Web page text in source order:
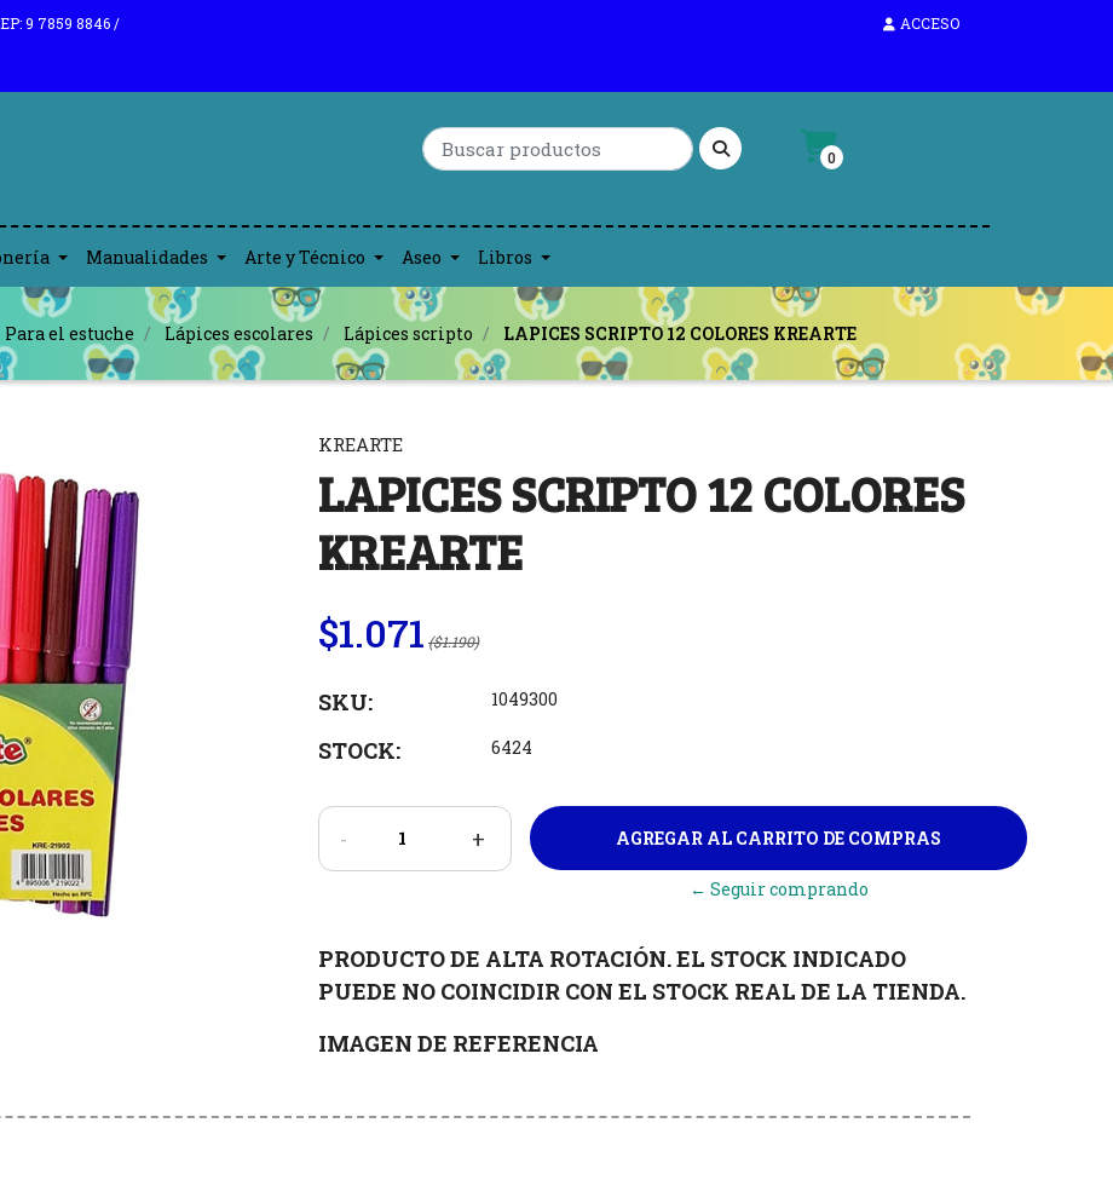
9 7859 8846 / ACCESO
0
Manualidades Arte y Técnico Aseo Libros
Para el estuche Lápices escolares Lápices scripto LAPICES SCRIPTO 12 COLORES KREARTE
KREARTE
LAPICES SCRIPTO 12 COLORES
KREARTE
$1.071 ($1.190)
SKU: 1049300
STOCK: 6424
- +
← Seguir comprando
PRODUCTO DE ALTA ROTACIÓN. EL STOCK INDICADO
PUEDE NO COINCIDIR CON EL STOCK REAL DE LA TIENDA.
IMAGEN DE REFERENCIA